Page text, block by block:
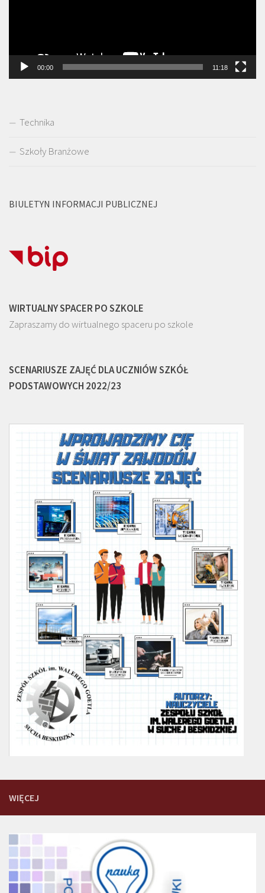
00:00 11:18
Technika
Szkoły Branżowe
BIULETYN INFORMACJI PUBLICZNEJ
WIRTUALNY SPACER PO SZKOLE
Zapraszamy do wirtualnego spaceru po szkole
SCENARIUSZE ZAJĘĆ DLA UCZNIÓW SZKÓŁ
PODSTAWOWYCH 2022/23
WIĘCEJ